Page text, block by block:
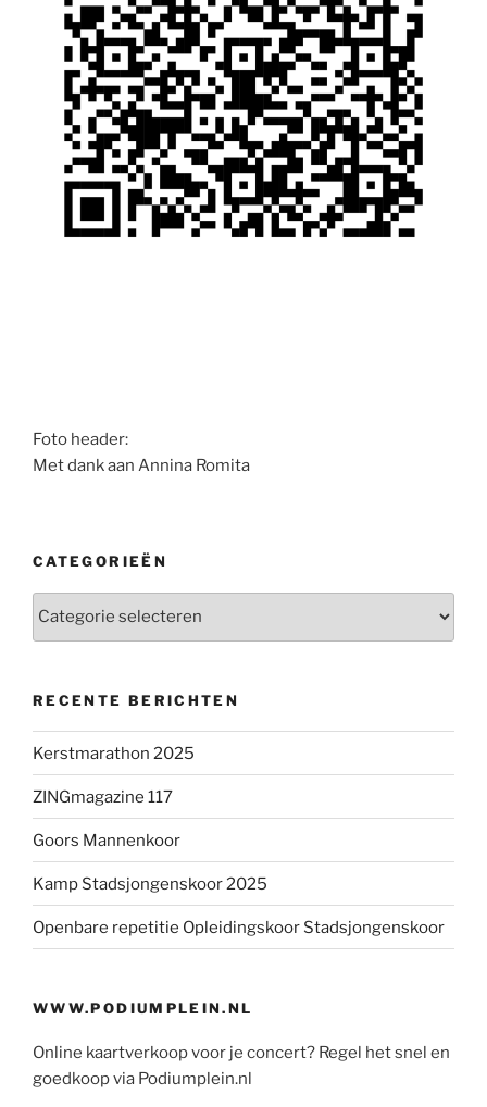
Foto header:
Met dank aan Annina Romita
CATEGORIEËN
Categorieën
RECENTE BERICHTEN
Kerstmarathon 2025
ZINGmagazine 117
Goors Mannenkoor
Kamp Stadsjongenskoor 2025
Openbare repetitie Opleidingskoor Stadsjongenskoor
WWW.PODIUMPLEIN.NL
Online kaartverkoop voor je concert? Regel het snel en
goedkoop via Podiumplein.nl